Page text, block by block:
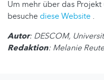
Um mehr über das
besuche diese Website .
Autor: DESCOM,
Redaktion: Melanie